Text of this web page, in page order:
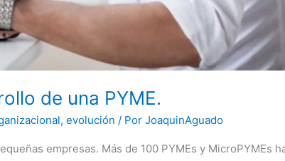
de una PYME.
,evolución / PorJoaquinAguado
empresas. Más de 100 PYMEs y MicroPYMEs